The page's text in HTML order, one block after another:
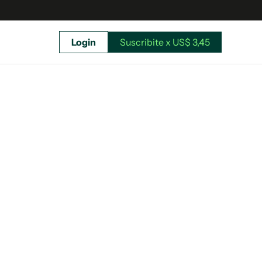
Login Suscribite x US$ 3,45